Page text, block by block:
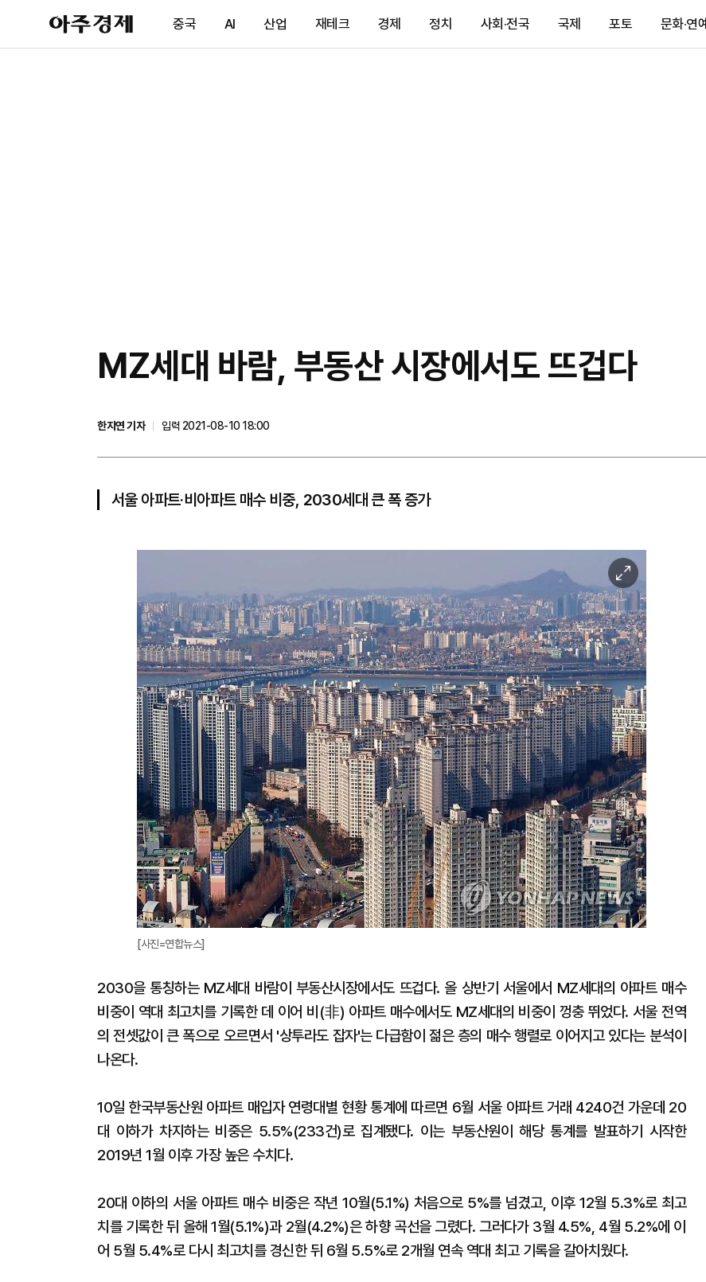
아
주
제
중국 AI 산업 재테크 경제 정치 사회·전국 국제 포토 문화·연예
MZ세대 바람, 부동산 시장에서도 뜨겁다
한지연 기자
입력 2021-08-10 18:00
서울 아파트·비아파트 매수 비중, 2030세대 큰 폭 증가
이
미
지
확
대
[사진=연합뉴스]
2030을 통칭하는 MZ세대 바람이 부동산시장에서도 뜨겁다. 올 상반기 서울에서 MZ세대의 아파트 매수
비중이 역대 최고치를 기록한 데 이어 비(非) 아파트 매수에서도 MZ세대의 비중이 껑충 뛰었다. 서울 전역
의 전셋값이 큰 폭으로 오르면서 '상투라도 잡자'는 다급함이 젊은 층의 매수 행렬로 이어지고 있다는 분석이
나온다.
10일 한국부동산원 아파트 매입자 연령대별 현황 통계에 따르면 6월 서울 아파트 거래 4240건 가운데 20
대 이하가 차지하는 비중은 5.5%(233건)로 집계됐다. 이는 부동산원이 해당 통계를 발표하기 시작한
2019년 1월 이후 가장 높은 수치다.
20대 이하의 서울 아파트 매수 비중은 작년 10월(5.1%) 처음으로 5%를 넘겼고, 이후 12월 5.3%로 최고
치를 기록한 뒤 올해 1월(5.1%)과 2월(4.2%)은 하향 곡선을 그렸다. 그러다가 3월 4.5%, 4월 5.2%에 이
어 5월 5.4%로 다시 최고치를 경신한 뒤 6월 5.5%로 2개월 연속 역대 최고 기록을 갈아치웠다.